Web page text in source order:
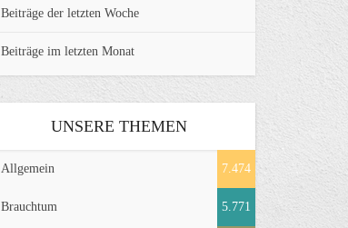
Beiträge der letzten Woche
Beiträge im letzten Monat
UNSERE THEMEN
Allgemein 7.474
Brauchtum 5.771